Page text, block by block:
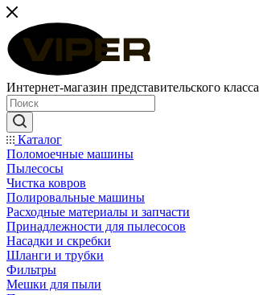
Интернет-магазин представительского класса
Каталог
Поломоечные машины
Пылесосы
Чистка ковров
Полировальные машины
Расходные материалы и запчасти
Принадлежности для пылесосов
Насадки и скребки
Шланги и трубки
Фильтры
Мешки для пыли